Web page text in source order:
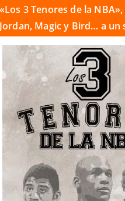
«Los 3 Tenores de la
Jordan, Magic y Bird… a un